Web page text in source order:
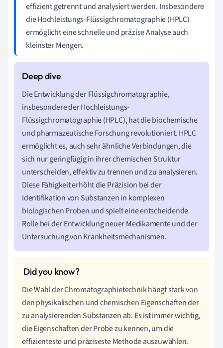
effizient getrennt und analysiert werden. Insbesondere
die Hochleistungs-Flüssigchromatographie (HPLC)
ermöglicht eine schnelle und präzise Analyse auch
kleinster Mengen.
Die Entwicklung der Flüssigchromatographie,
insbesondere der Hochleistungs-
Flüssigchromatographie (HPLC), hat die biochemische
und pharmazeutische Forschung revolutioniert. HPLC
ermöglicht es, auch sehr ähnliche Verbindungen, die
sich nur geringfügig in ihrer chemischen Struktur
unterscheiden, effektiv zu trennen und zu analysieren.
Diese Fähigkeit erhöht die Präzision bei der
Identifikation von Substanzen in komplexen
biologischen Proben und spielt eine entscheidende
Rolle bei der Entwicklung neuer Medikamente und der
Untersuchung von Krankheitsmechanismen.
Die Wahl der Chromatographietechnik hängt stark von
den physikalischen und chemischen Eigenschaften der
zu analysierenden Substanzen ab. Es ist immer wichtig,
die Eigenschaften der Probe zu kennen, um die
effizienteste und präziseste Methode auszuwählen.